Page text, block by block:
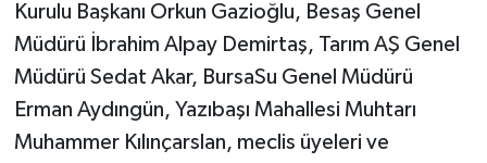
Kurulu Başkanı Orkun Gazioğlu, Besaş Genel
Müdürü İbrahim Alpay Demirtaş, Tarım AŞ Genel
Müdürü Sedat Akar, BursaSu Genel Müdürü
Erman Aydıngün, Yazıbaşı Mahallesi Muhtarı
Muhammer Kılınçarslan, meclis üyeleri ve